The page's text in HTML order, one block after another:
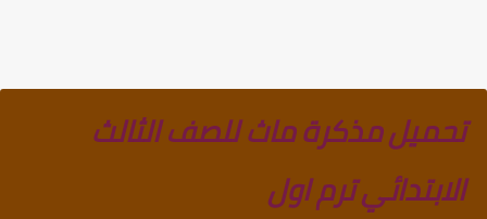
تحميل مذكرة ماث للصف الثالث
الابتدائي ترم اول